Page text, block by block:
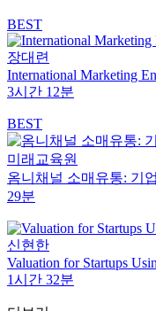
BEST
장대련
International Marketing
3시간 12분
BEST
미래교육원
옴니채널 소매유통: 기
29분
신현한
Valuation for Startups
1시간 32분